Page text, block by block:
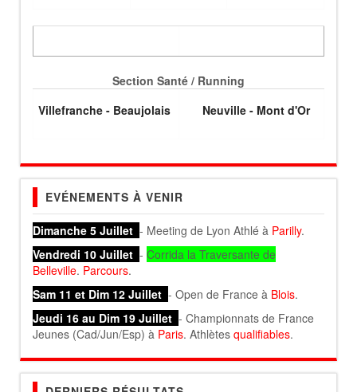
Section Santé / Running
Villefranche - Beaujolais
Neuville - Mont d'Or
EVÉNEMENTS À VENIR
Dimanche 5 Juillet - Meeting de Lyon Athlé à Parilly.
Vendredi 10 Juillet - Corrida la Traversante de
Belleville. Parcours.
Sam 11 et Dim 12 Juillet - Open de France à Blois.
Jeudi 16 au Dim 19 Juillet - Championnats de France
Jeunes (Cad/Jun/Esp) à Paris. Athlètes qualifiables.